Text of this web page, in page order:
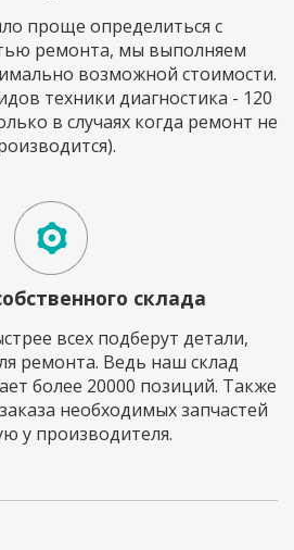
проще определиться с
ремонта, мы выполняем
возможной стоимости.
техники диагностика - 120
в случаях когда ремонт не
склада
всех подберут детали,
ремонта. Ведь наш склад
более 20000 позиций. Также
необходимых запчастей
у производителя.